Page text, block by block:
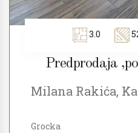
3.0
Predprodaja
Milana Rakića,
Grocka